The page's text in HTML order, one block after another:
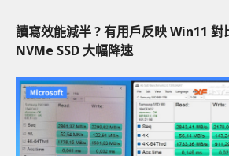
讀寫效能減半 ? 有用戶反映 Win11
NVMe SSD 大幅降速